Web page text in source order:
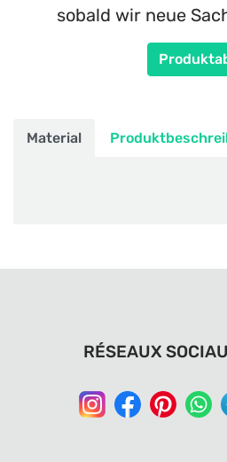
sobald wir neue
Material
RÉSEAUX